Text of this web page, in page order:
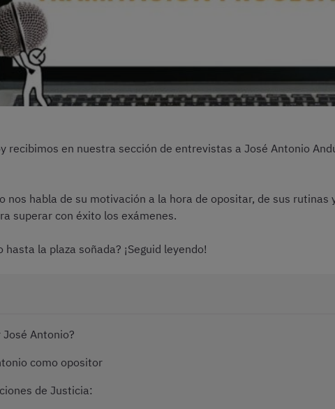
recibimos en nuestra sección de entrevistas a José Antonio
nos habla de su motivación a la hora de opositar, de sus
superar con éxito los exámenes.
la plaza soñada? ¡Seguid leyendo!
Antonio?
como opositor
de Justicia: